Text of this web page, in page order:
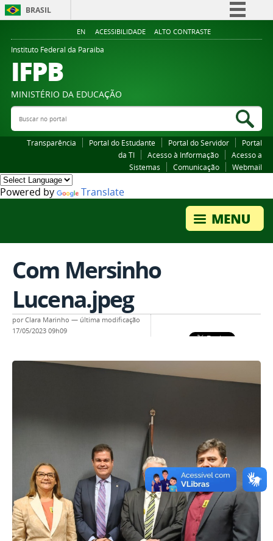
BRASIL
Simplifique!
Legislação
EN ACESSIBILIDADE ALTO CONTRASTE
Instituto Federal da Paraiba
IFPB
MINISTÉRIO DA EDUCAÇÃO
Buscar no portal
Transparência Portal do Estudante Portal do Servidor
Portal
da TI
Acesso à Informação
Acesso a
Sistemas
Comunicação Webmail
Powered by Translate
Com Mersinho
Lucena.jpeg
porClara Marinho — última modificação
17/05/2023 09h09